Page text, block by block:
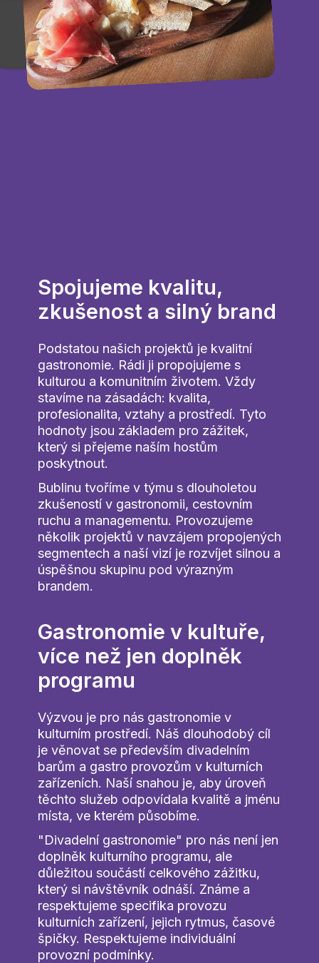
open
wine
open
mind
Spojujeme kvalitu,
zkušenost a silný brand
Podstatou našich projektů je kvalitní
gastronomie. Rádi ji propojujeme s
kulturou a komunitním životem. Vždy
stavíme na zásadách: kvalita,
profesionalita, vztahy a prostředí. Tyto
hodnoty jsou základem pro zážitek,
který si přejeme naším hostům
poskytnout.
Bublinu tvoříme v týmu s dlouholetou
zkušeností v gastronomii, cestovním
ruchu a managementu. Provozujeme
několik projektů v navzájem propojených
segmentech a naší vizí je rozvíjet silnou a
úspěšnou skupinu pod výrazným
brandem.
Gastronomie v kultuře,
více než jen doplněk
programu
Výzvou je pro nás gastronomie v
kulturním prostředí. Náš dlouhodobý cíl
je věnovat se především divadelním
barům a gastro provozům v kulturních
zařízeních. Naší snahou je, aby úroveň
těchto služeb odpovídala kvalitě a jménu
místa, ve kterém působíme.
"Divadelní gastronomie" pro nás není jen
doplněk kulturního programu, ale
důležitou součástí celkového zážitku,
který si návštěvník odnáší. Známe a
respektujeme specifika provozu
kulturních zařízení, jejich rytmus, časové
špičky. Respektujeme individuální
provozní podmínky.